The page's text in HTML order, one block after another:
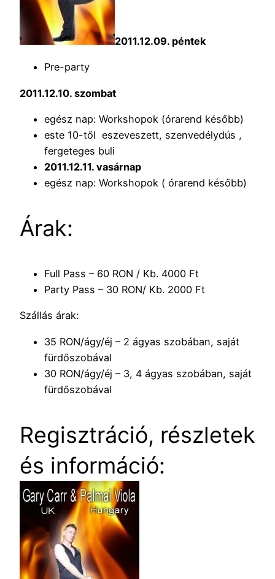
2011.12.09. péntek
Pre-party
2011.12.10. szombat
egész nap: Workshopok (órarend később)
este 10-től eszeveszett, szenvedélydús ,
fergeteges buli
2011.12.11. vasárnap
egész nap: Workshopok ( órarend később)
Árak:
Full Pass – 60 RON / Kb. 4000 Ft
Party Pass – 30 RON/ Kb. 2000 Ft
Szállás árak:
35 RON/ágy/éj – 2 ágyas szobában, saját
fürdőszobával
30 RON/ágy/éj – 3, 4 ágyas szobában, saját
fürdőszobával
Regisztráció, részletek
és információ: